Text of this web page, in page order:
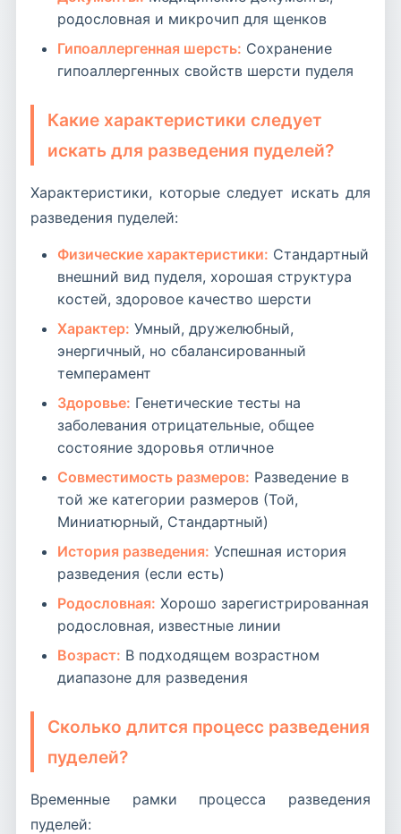
родословная и микрочип для щенков
Гипоаллергенная шерсть: Сохранение
гипоаллергенных свойств шерсти пуделя
Какие характеристики следует
искать для разведения пуделей?
Характеристики, которые следует искать для
разведения пуделей:
Физические характеристики: Стандартный
внешний вид пуделя, хорошая структура
костей, здоровое качество шерсти
Характер: Умный, дружелюбный,
энергичный, но сбалансированный
темперамент
Здоровье: Генетические тесты на
заболевания отрицательные, общее
состояние здоровья отличное
Совместимость размеров: Разведение в
той же категории размеров (Той,
Миниатюрный, Стандартный)
История разведения: Успешная история
разведения (если есть)
Родословная: Хорошо зарегистрированная
родословная, известные линии
Возраст: В подходящем возрастном
диапазоне для разведения
Сколько длится процесс разведения
пуделей?
Временные рамки процесса разведения
пуделей: